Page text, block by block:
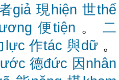
giả 現hiện 世thế
便tiện 。二
lực 作tác 與dữ 。
德đức 因nhân